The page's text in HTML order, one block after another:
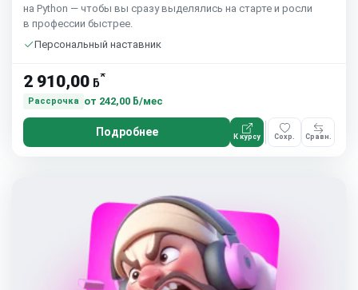
на Python — чтобы вы сразу выделялись на старте и росли
в профессии быстрее.
Персональный наставник
2 910,00 ƃ*
Рассрочка от 242,00 ƃ/мес
Подробнее К курсу Сохр. Сравн.